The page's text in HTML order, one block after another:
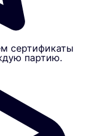
сертификаты
партию.